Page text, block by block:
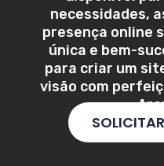
necessidades,
presença online
única e bem-
para criar um
visão com